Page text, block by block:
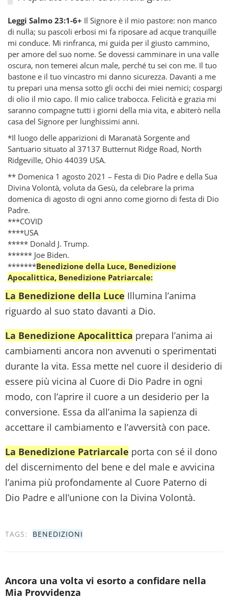
Leggi Salmo 23:1-6+ Il Signore è il mio pastore: non manco
di nulla; su pascoli erbosi mi fa riposare ad acque tranquille
mi conduce. Mi rinfranca, mi guida per il giusto cammino,
per amore del suo nome. Se dovessi camminare in una valle
oscura, non temerei alcun male, perché tu sei con me. Il tuo
bastone e il tuo vincastro mi danno sicurezza. Davanti a me
tu prepari una mensa sotto gli occhi dei miei nemici; cospargi
di olio il mio capo. Il mio calice trabocca. Felicità e grazia mi
saranno compagne tutti i giorni della mia vita, e abiterò nella
casa del Signore per lunghissimi anni.
*Il luogo delle apparizioni di Maranatà Sorgente and
Santuario situato al 37137 Butternut Ridge Road, North
Ridgeville, Ohio 44039 USA.
** Domenica 1 agosto 2021 – Festa di Dio Padre e della Sua
Divina Volontà, voluta da Gesù, da celebrare la prima
domenica di agosto di ogni anno come giorno di festa di Dio
Padre.
***COVID
****USA
***** Donald J. Trump.
****** Joe Biden.
*******Benedizione della Luce, Benedizione
Apocalittica, Benedizione Patriarcale:
La Benedizione della Luce Illumina l’anima
riguardo al suo stato davanti a Dio.
La Benedizione Apocalittica prepara l’anima ai
cambiamenti ancora non avvenuti o sperimentati
durante la vita. Essa mette nel cuore il desiderio di
essere più vicina al Cuore di Dio Padre in ogni
modo, con l’aprire il cuore a un desiderio per la
conversione. Essa da all’anima la sapienza di
accettare il cambiamento e l’avversità con pace.
La Benedizione Patriarcale porta con sé il dono
del discernimento del bene e del male e avvicina
l’anima più profondamente al Cuore Paterno di
Dio Padre e all’unione con la Divina Volontà.
TAGS: BENEDIZIONI
Ancora una volta vi esorto a confidare nella
Mia Provvidenza